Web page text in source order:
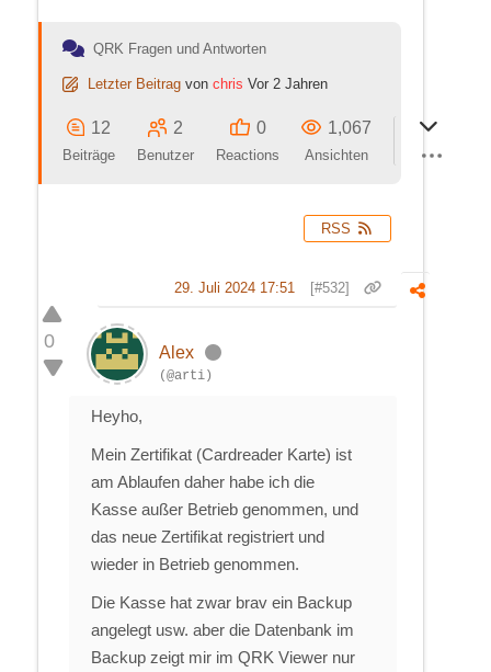
QRK Fragen und Antworten
Letzter Beitrag von chris Vor 2 Jahren
12
Beiträge
2
Benutzer
0
Reactions
1,067
Ansichten
RSS
0
[#532]
29. Juli 2024 17:51
Alex
(@arti)
Heyho,
Mein Zertifikat (Cardreader Karte) ist
am Ablaufen daher habe ich die
Kasse außer Betrieb genommen, und
das neue Zertifikat registriert und
wieder in Betrieb genommen.
Die Kasse hat zwar brav ein Backup
angelegt usw. aber die Datenbank im
Backup zeigt mir im QRK Viewer nur